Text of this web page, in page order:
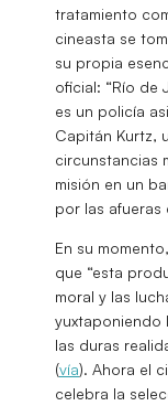
tratamiento
cineasta se
su propia
oficial: “Río de
es un policía
Capitán Kurtz,
circunstancias
misión en un
por las afueras
En su
que “esta
moral y las
yuxtaponiendo
las duras
(vía). Ahora el
celebra la